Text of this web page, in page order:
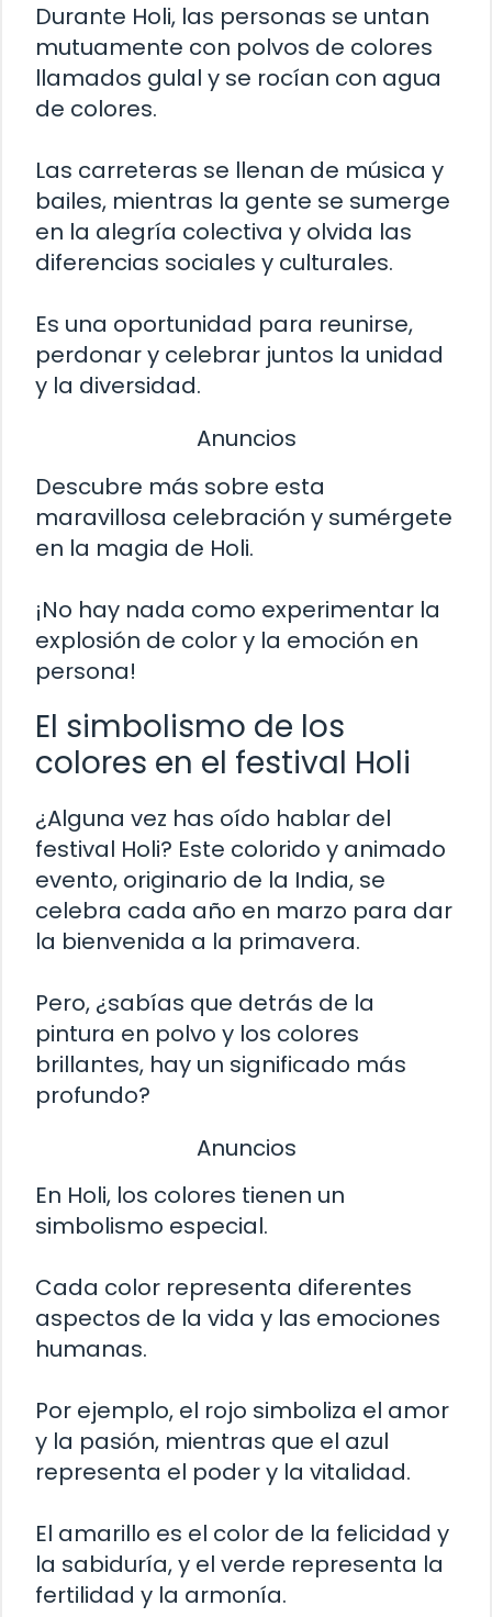
Durante Holi, las personas se untan
mutuamente con polvos de colores
llamados gulal y se rocían con agua
de colores.
Las carreteras se llenan de música y
bailes, mientras la gente se sumerge
en la alegría colectiva y olvida las
diferencias sociales y culturales.
Es una oportunidad para reunirse,
perdonar y celebrar juntos la unidad
y la diversidad.
Anuncios
Descubre más sobre esta
maravillosa celebración y sumérgete
en la magia de Holi.
¡No hay nada como experimentar la
explosión de color y la emoción en
persona!
El simbolismo de los
colores en el festival Holi
¿Alguna vez has oído hablar del
festival Holi? Este colorido y animado
evento, originario de la India, se
celebra cada año en marzo para dar
la bienvenida a la primavera.
Pero, ¿sabías que detrás de la
pintura en polvo y los colores
brillantes, hay un significado más
profundo?
Anuncios
En Holi, los colores tienen un
simbolismo especial.
Cada color representa diferentes
aspectos de la vida y las emociones
humanas.
Por ejemplo, el rojo simboliza el amor
y la pasión, mientras que el azul
representa el poder y la vitalidad.
El amarillo es el color de la felicidad y
la sabiduría, y el verde representa la
fertilidad y la armonía.